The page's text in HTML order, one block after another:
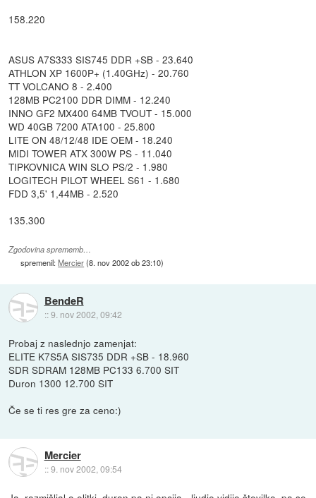
158.220
ASUS A7S333 SIS745 DDR +SB - 23.640
ATHLON XP 1600P+ (1.40GHz) - 20.760
TT VOLCANO 8 - 2.400
128MB PC2100 DDR DIMM - 12.240
INNO GF2 MX400 64MB TVOUT - 15.000
WD 40GB 7200 ATA100 - 25.800
LITE ON 48/12/48 IDE OEM - 18.240
MIDI TOWER ATX 300W PS - 11.040
TIPKOVNICA WIN SLO PS/2 - 1.980
LOGITECH PILOT WHEEL S61 - 1.680
FDD 3,5' 1,44MB - 2.520
135.300
Zgodovina sprememb…
spremenil:Mercier(8. nov 2002 ob 23:10)
BendeR
::9. nov 2002, 09:42
Probaj z naslednjo zamenjat:
ELITE K7S5A SIS735 DDR +SB - 18.960
SDR SDRAM 128MB PC133 6.700 SIT
Duron 1300 12.700 SIT
Če se ti res gre za ceno:)
Mercier
::9. nov 2002, 09:54